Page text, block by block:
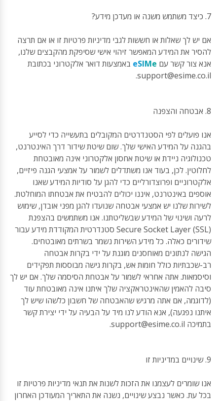
7. כיצד משתמש משנה או מעדכן מידע?
אם יש לך שאלות או חששות לגבי מדיניות פרטיות זו או אם תרצה
להסיר את המידע המאפשר זיהוי אישי שסיפקת מהקבצים שלנו,
אנא צור קשר עם eSIMe באמצעות דואר אלקטרוני בכתובת
support@esime.co.il
.
8. אבטחה והצפנה
אנו פועלים לפי הסטנדרטים המקובלים בתעשייה כדי לסייע
בהגנה על המידע האישי שלך. שום שיטת שידור דרך האינטרנט,
טכנולוגיה ניידת או שיטת אחסון אלקטרוני אינה מאובטחת
לחלוטין. לכן, בעוד אנו משתדלים לשמור על אמצעי הגנה פיזיים,
אלקטרוניים ופרוצדורליים כדי להגן על סודיות המידע שאנו
אוספים באינטרנט, איננו יכולים להבטיח את אבטחתו המוחלטת.
לשירות שלנו יש אמצעי אבטחה שנועדו להגן מפני אובדן, שימוש
לרעה ושינוי של המידע שבשליטתנו. אנו משתמשים בהצפנת
Secure Socket Layer (SSL) סטנדרטית המקודדת מידע עבור
שידורים כאלה. כל מידע השירות נשמר בשרתים מאובטחים.
הגישה לנתונים מאוחסנים מוגנת על ידי בקרות אבטחה
רב-שכבתיות כולל חומות אש, בקרות גישה מבוססות תפקידים
וסיסמאות. אתה אחראי לשמור על אבטחת הסיסמה שלך. אם יש לך
סיבה להאמין שהאינטראקציה שלך איתנו אינה מאובטחת עוד
(לדוגמה, אם אתה מרגיש שהאבטחה של חשבון כלשהו שיש לך
איתנו נפגעה), אנא הודע לנו מיד על הבעיה על ידי יצירת קשר
בתמיכה support@esime.co.il
.
9. שינויים במדיניות זו
אנו שומרים לעצמנו את הזכות לשנות את תנאי מדיניות פרטיות זו
בכל עת. כאשר נבצע שינויים, נשנה את התאריך המעודכן האחרון